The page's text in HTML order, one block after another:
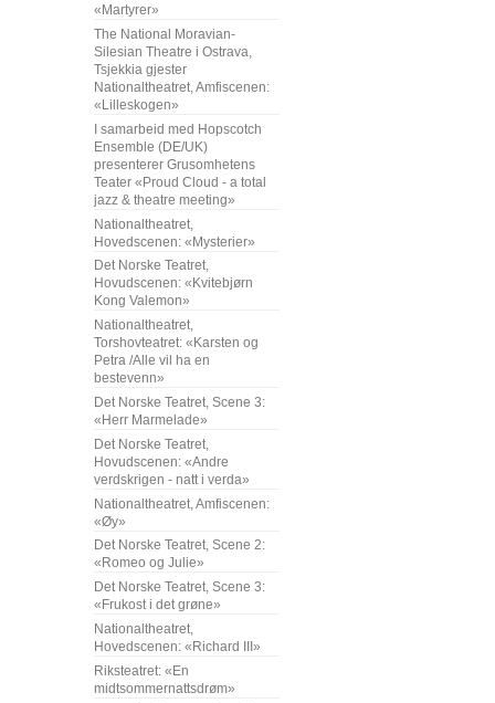
«Martyrer»
The National Moravian-
Silesian Theatre i Ostrava,
Tsjekkia gjester
Nationaltheatret, Amfiscenen:
«Lilleskogen»
I samarbeid med Hopscotch
Ensemble (DE/UK)
presenterer Grusomhetens
Teater «Proud Cloud - a total
jazz & theatre meeting»
Nationaltheatret,
Hovedscenen: «Mysterier»
Det Norske Teatret,
Hovudscenen: «Kvitebjørn
Kong Valemon»
Nationaltheatret,
Torshovteatret: «Karsten og
Petra /Alle vil ha en
bestevenn»
Det Norske Teatret, Scene 3:
«Herr Marmelade»
Det Norske Teatret,
Hovudscenen: «Andre
verdskrigen - natt i verda»
Nationaltheatret, Amfiscenen:
«Øy»
Det Norske Teatret, Scene 2:
«Romeo og Julie»
Det Norske Teatret, Scene 3:
«Frukost i det grøne»
Nationaltheatret,
Hovedscenen: «Richard III»
Riksteatret: «En
midtsommernattsdrøm»